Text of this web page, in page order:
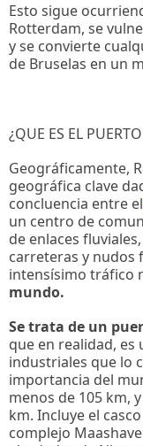
Esto sigue
Rotterdam, se
y se convierte
de Bruselas en un
¿QUE ES EL
Geográficamente,
geográfica clave
concluencia entre el
un centro de
de enlaces
carreteras y nudos
intensísimo tráfico
mundo.
Se trata de un
que en realidad, es
industriales que lo
importancia del
menos de 105 km,
km. Incluye el
complejo